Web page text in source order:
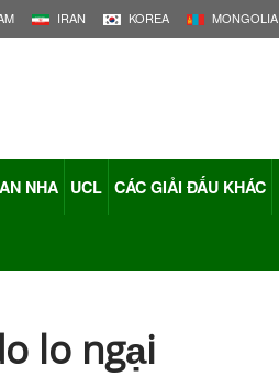
IRAN KOREA MONGOLIA
NHA UCL CÁC GIẢI ĐẤU KHÁC
lo ngại